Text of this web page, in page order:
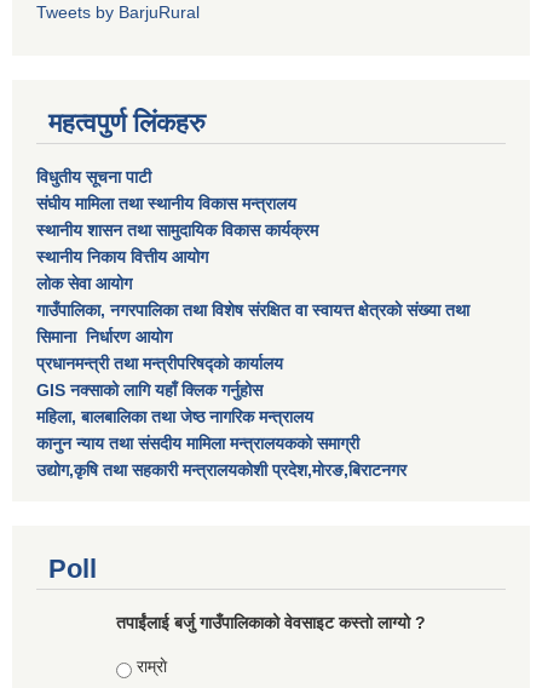
Tweets by BarjuRural
महत्वपुर्ण लिंकहरु
विधुतीय सूचना पाटी
संघीय मामिला तथा स्थानीय विकास मन्त्रालय
स्थानीय शासन तथा सामुदायिक विकास कार्यक्रम
स्थानीय निकाय वित्तीय आयोग
लोक सेवा आयोग
गाउँपालिका, नगरपालिका तथा विशेष स‌ंरक्षित वा स्वायत्त क्षेत्रकाे स‌ंख्या तथा
सिमाना निर्धारण आयाेग
प्रधानमन्त्री तथा मन्त्रीपरिषद्को कार्यालय
GIS नक्साको लागि यहाँ क्लिक गर्नुहोस
महिला, बालबालिका तथा जेष्ठ नागरिक मन्त्रालय
कानुन न्याय तथा संसदीय मामिला मन्त्रालयकको समाग्री
उद्योग,कृषि तथा सहकारी मन्त्रालयकोशी प्रदेश,मोरङ,बिराटनगर
Poll
तपाईंलाई बर्जु गाउँपालिकाको वेवसाइट कस्तो लाग्यो ?
Choices
राम्राे